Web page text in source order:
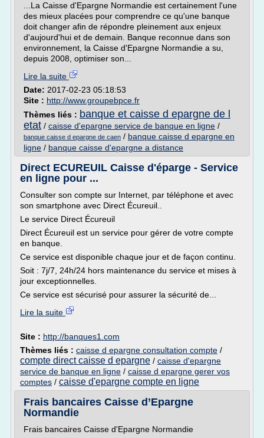
...La Caisse d'Epargne Normandie est certainement l'une
des mieux placées pour comprendre ce qu'une banque
doit changer afin de répondre pleinement aux enjeux
d'aujourd'hui et de demain. Banque reconnue dans son
environnement, la Caisse d'Epargne Normandie a su,
depuis 2008, optimiser son...
Lire la suite
Date: 2017-02-23 05:18:53
Site : http://www.groupebpce.fr
Thèmes liés : banque et caisse d epargne de l
etat / caisse d'epargne service de banque en ligne /
banque caisse d epargne de caen / banque caisse d epargne en
ligne / banque caisse d'epargne a distance
Direct ECUREUIL Caisse d'éparge - Service
en ligne pour ...
Consulter son compte sur Internet, par téléphone et avec
son smartphone avec Direct Écureuil..
Le service Direct Écureuil
Direct Écureuil est un service pour gérer de votre compte
en banque.
Ce service est disponible chaque jour et de façon continu.
Soit : 7j/7, 24h/24 hors maintenance du service et mises à
jour exceptionnelles.
Ce service est sécurisé pour assurer la sécurité de...
Lire la suite
Site : http://banques1.com
Thèmes liés : caisse d epargne consultation compte /
compte direct caisse d epargne / caisse d'epargne
service de banque en ligne / caisse d epargne gerer vos
comptes / caisse d'epargne compte en ligne
Frais bancaires Caisse d’Epargne
Normandie
Frais bancaires Caisse d'Epargne Normandie